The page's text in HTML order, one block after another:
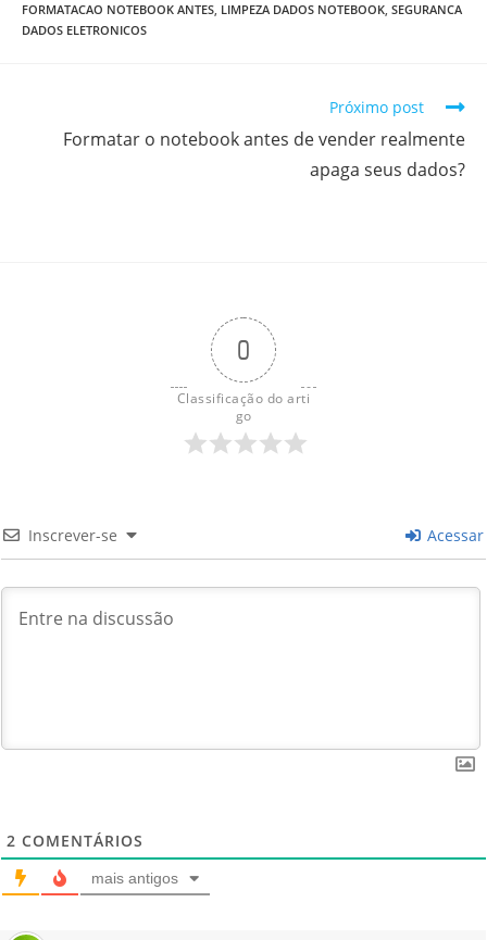
FORMATACAO NOTEBOOK ANTES, LIMPEZA DADOS NOTEBOOK, SEGURANCA
DADOS ELETRONICOS
Próximo post
Formatar o notebook antes de vender realmente
apaga seus dados?
0
Classificação do arti
go
Inscrever-se Acessar
2 COMENTÁRIOS
mais antigos